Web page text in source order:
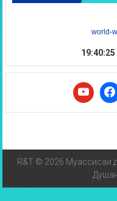
world-
19:40:25
R&T © 2026 Муассисаи